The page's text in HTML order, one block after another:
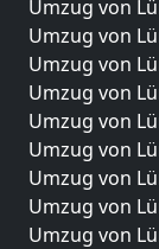
Umzug von
Umzug von
Umzug von
Umzug von
Umzug von
Umzug von
Umzug von
Umzug von
Umzug von